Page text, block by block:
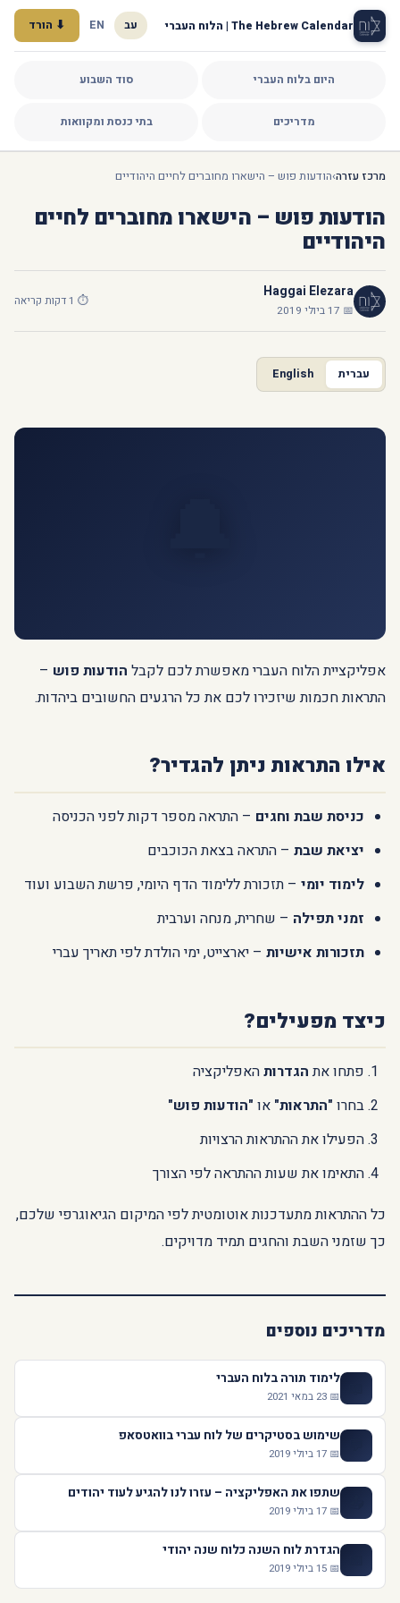
The Hebrew Calendar | הלוח העברי
היום בלוח העברי סוד השבוע
מדריכים בתי כנסת ומקוואות
עב EN ⬇ הורד
מרכז עזרה›הודעות פוש – הישארו מחוברים לחיים היהודיים
הודעות פוש – הישארו מחוברים לחיים
היהודיים
Haggai Elezara
📅 17 ביולי 2019
⏱ 1 דקות קריאה
עברית English
אפליקציית הלוח העברי מאפשרת לכם לקבל הודעות פוש –
התראות חכמות שיזכירו לכם את כל הרגעים החשובים ביהדות.
אילו התראות ניתן להגדיר?
כניסת שבת וחגים – התראה מספר דקות לפני הכניסה
יציאת שבת – התראה בצאת הכוכבים
לימוד יומי – תזכורת ללימוד הדף היומי, פרשת השבוע ועוד
זמני תפילה – שחרית, מנחה וערבית
תזכורות אישיות – יארצייט, ימי הולדת לפי תאריך עברי
כיצד מפעילים?
פתחו אתהגדרותהאפליקציה
בחרו "התראות" או "הודעות פוש"
הפעילו את ההתראות הרצויות
התאימו את שעות ההתראה לפי הצורך
כל ההתראות מתעדכנות אוטומטית לפי המיקום הגיאוגרפי שלכם,
כך שזמני השבת והחגים תמיד מדויקים.
מדריכים נוספים
לימוד תורה בלוח העברי
📅 23 במאי 2021
שימוש בסטיקרים של לוח עברי בוואטסאפ
📅 17 ביולי 2019
שתפו את האפליקציה – עזרו לנו להגיע לעוד יהודים
📅 17 ביולי 2019
הגדרת לוח השנה כלוח שנה יהודי
📅 15 ביולי 2019